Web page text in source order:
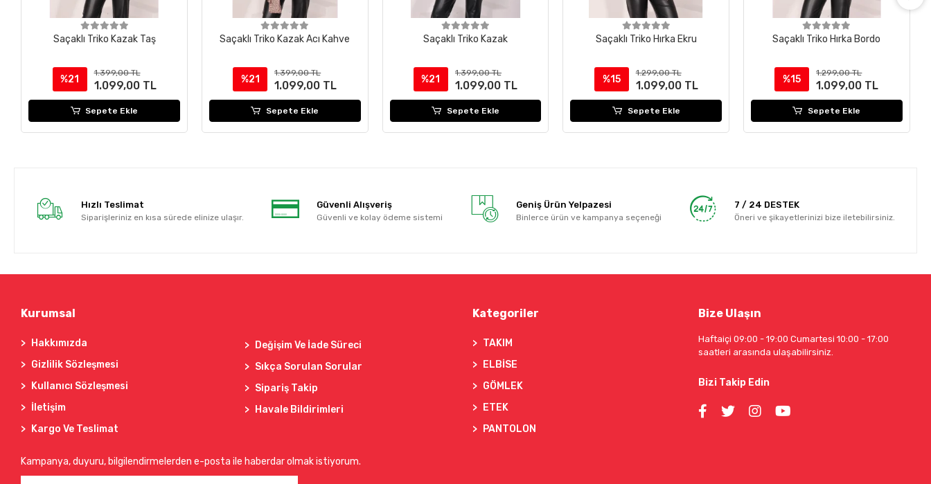
Saçaklı Triko Kazak Taş
%21
1.399,00 TL
1.099,00 TL
Sepete Ekle
Saçaklı Triko Kazak Acı Kahve
%21
1.399,00 TL
1.099,00 TL
Sepete Ekle
Saçaklı Triko Kazak
%21
1.399,00 TL
1.099,00 TL
Sepete Ekle
Saçaklı Triko Hırka Ekru
%15
1.299,00 TL
1.099,00 TL
Sepete Ekle
Saçaklı Triko Hırka Bordo
%15
1.299,00 TL
1.099,00 TL
Sepete Ekle
Hızlı Teslimat
Siparişleriniz en kısa sürede elinize ulaşır.
Güvenli Alışveriş
Güvenli ve kolay ödeme sistemi
Geniş Ürün Yelpazesi
Binlerce ürün ve kampanya seçeneği
7 / 24 DESTEK
Öneri ve şikayetlerinizi bize iletebilirsiniz.
Kurumsal
Hakkımızda
Gizlilik Sözleşmesi
Kullanıcı Sözleşmesi
İletişim
Kargo Ve Teslimat
Değişim Ve İade Süreci
Sıkça Sorulan Sorular
Sipariş Takip
Havale Bildirimleri
Kampanya, duyuru, bilgilendirmelerden e-posta ile haberdar olmak istiyorum.
Kategoriler
TAKIM
ELBİSE
GÖMLEK
ETEK
PANTOLON
Bize Ulaşın
Haftaiçi 09:00 - 19:00 Cumartesi 10:00 - 17:00
saatleri arasında ulaşabilirsiniz.
Bizi Takip Edin